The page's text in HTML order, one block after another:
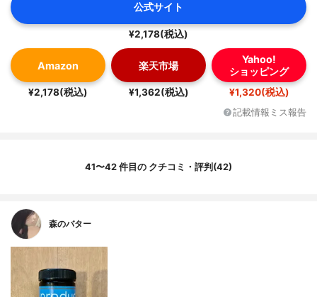
公式サイト
¥2,178(税込)
Amazon
¥2,178(税込)
楽天市場
¥1,362(税込)
Yahoo!
ショッピング
¥1,320(税込)
記載情報ミス報告
41〜42 件目の クチコミ・評判(42)
森のバター